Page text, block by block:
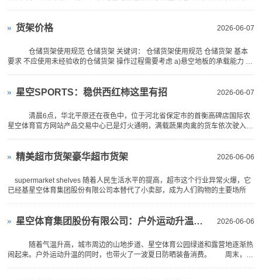
储
货
超
架|
货
造
商-
2026-06-07
货架价格
仓储货架使用规范 仓储货架 关键词： 仓储货架使用规范 仓储货架 基本
要求 不应使用未经验收的仓储货架 操作过程需要考虑 a)悬空地板的承载能力 b)
2026-06-07
星空SPORTS：稳供西红柿这里有招
清晨6点，华北平原还在夜色中，位于河北省保定市的首衡高碑店国际农
星空体育官方网站产品交易中心已是灯火通明，满载蔬果肉禽的货车依次驶入，
2026-06-06
精美超市货架豪华超市货架
supermarket shelves 随着人民生活水平的提高，超市这个行业异常火爆，它
已经基星空体育集团股份有限公司本替代了小卖部，成为人们购物的主要场所
2026-06-06
星空体育集团股份有限公司：户外运动升温带火一波防晒消费
随着气温升高，城市周边的山地步道、星空体育公园绿道和露营地逐渐热
闹起来。户外运动升温的同时，也带火了一波夏日防晒装备消费。 周末，在